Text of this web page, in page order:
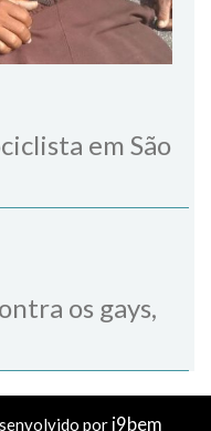
em São
os gays,
por i9bem